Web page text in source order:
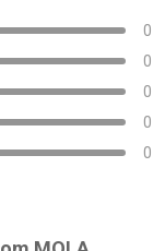
0
0
0
0
0